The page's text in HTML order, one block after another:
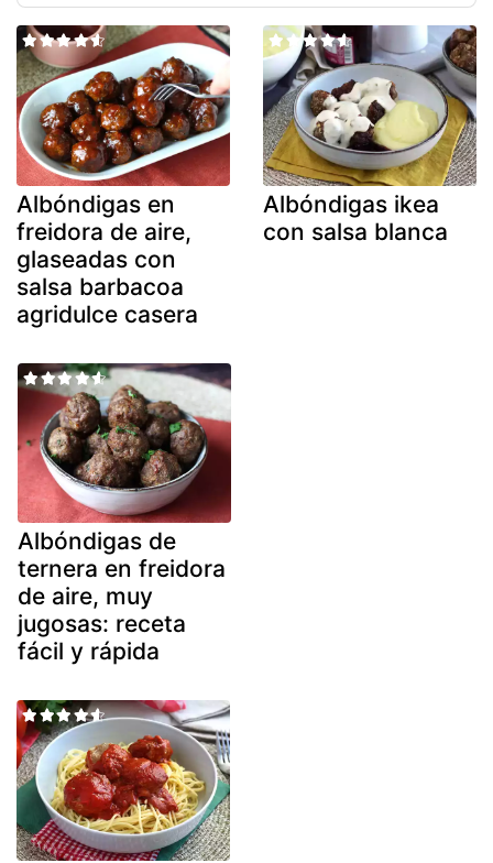
Albóndigas en
freidora de aire,
glaseadas con
salsa barbacoa
agridulce casera
Albóndigas ikea
con salsa blanca
Albóndigas de
ternera en freidora
de aire, muy
jugosas: receta
fácil y rápida